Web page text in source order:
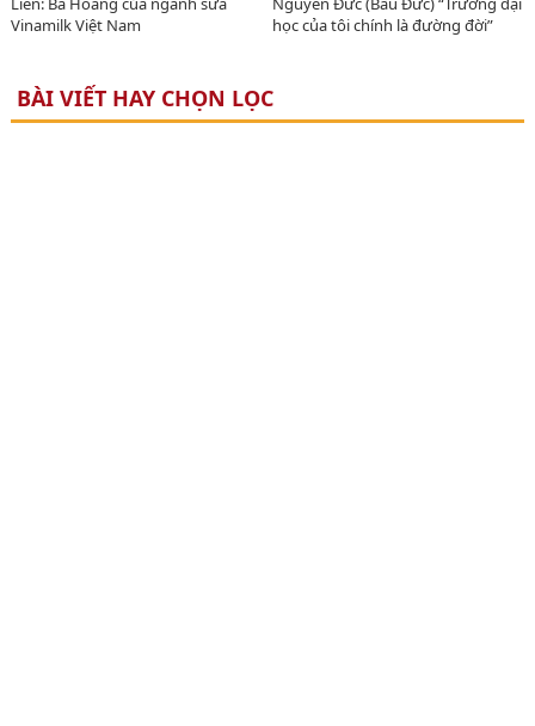
Vinamilk Việt Nam
học của tôi chính là đường đời”
BÀI VIẾT HAY CHỌN LỌC